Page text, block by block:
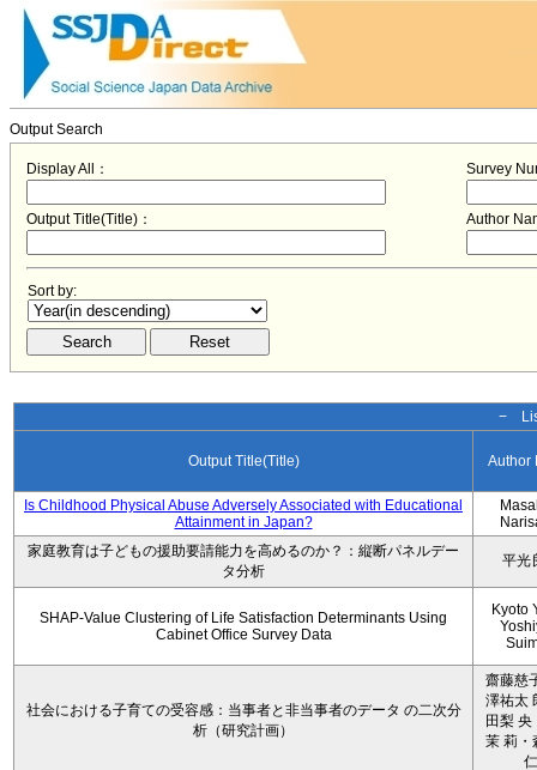
Output Search
Display All： Survey
Output Title(Title)： Author
Sort by:
−
Output Title(Title) Author
Is Childhood Physical Abuse Adversely Associated with Educational
Attainment in Japan?
家庭教育は子どもの援助要請能力を高めるのか？：縦断パネルデー
タ分析
平光
SHAP-Value Clustering of Life Satisfaction Determinants Using
Cabinet Office Survey Data
Kyoto
社会における子育ての受容感：当事者と非当事者のデータ の二次分
析（研究計画）
齋藤慈
澤祐太
田梨 央
茉 莉・
仁